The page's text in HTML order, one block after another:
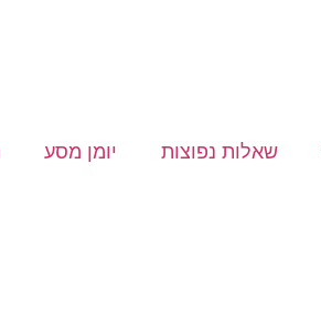
שאלות נפוצות יומן מסע